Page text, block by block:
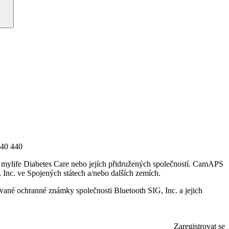
440
Diabetes Care nebo jejích přidružených společností. CamAPS
ve Spojených státech a/nebo dalších zemích.
ochranné známky společnosti Bluetooth SIG, Inc. a jejich
Zaregistrovat se